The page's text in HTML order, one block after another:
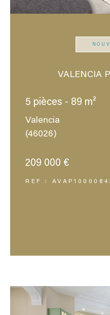
VALENCIA
5 pièces - 89 m²
Valencia
(46026)
209 000 €
REF :